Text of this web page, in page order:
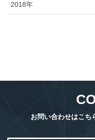
2018年
お問い合わせはこち